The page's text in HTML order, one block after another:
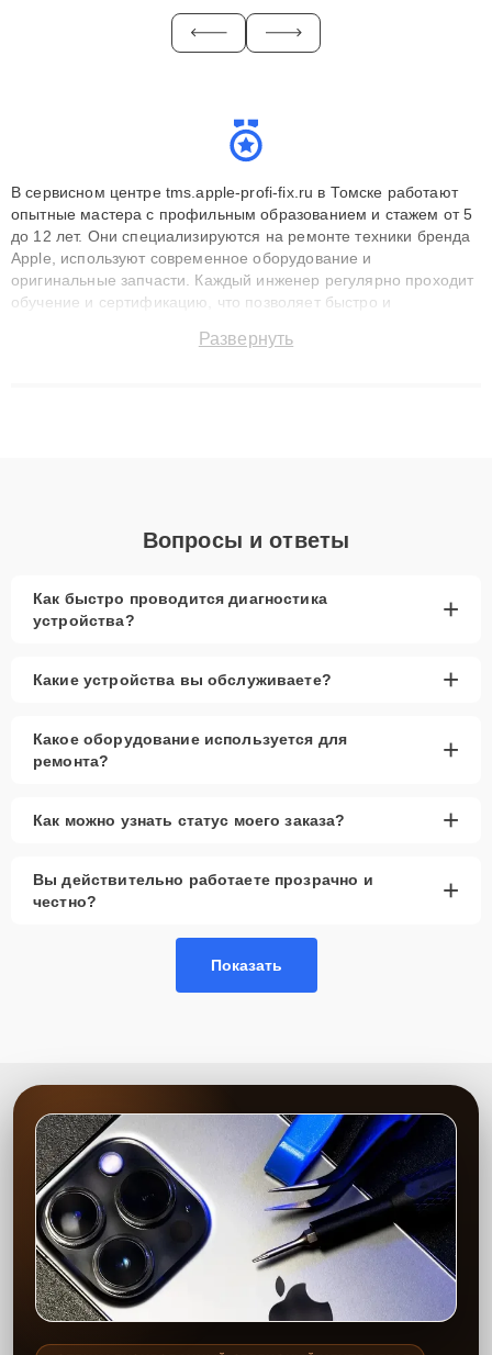
В сервисном центре tms.apple-profi-fix.ru в Томске работают
опытные мастера с профильным образованием и стажем от 5
до 12 лет. Они специализируются на ремонте техники бренда
Apple, используют современное оборудование и
оригинальные запчасти. Каждый инженер регулярно проходит
обучение и сертификацию, что позволяет быстро и
сохранением гарантии до 3 лет. Наши мастера решают
Развернуть
Вопросы и ответы
Как быстро проводится диагностика
устройства?
+
Какие устройства вы обслуживаете? +
Какое оборудование используется для
ремонта?
+
Как можно узнать статус моего заказа? +
Вы действительно работаете прозрачно и
честно?
+
Показать